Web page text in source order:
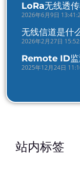
LoRa无线透
2026年6月9日
无线信道是什
2026年2月27日
Remote ID监
2025年12月24日
站内标签